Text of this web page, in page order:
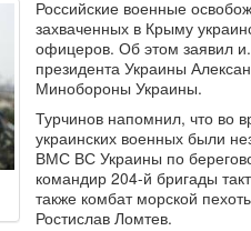
Российские военные
захваченных в Крыму
офицеров. Об этом заявил
президента Украины
Минобороны Украины.
Турчинов напомнил, что во
украинских военных были
ВМС ВС Украины по
командир 204-й бригады
также комбат морской
Ростислав Ломтев.